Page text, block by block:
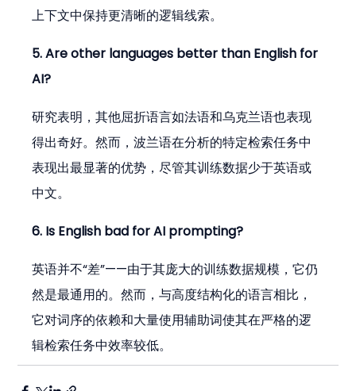
上下文中保持更清晰的逻辑线索。
5. Are other languages better than English for
AI?
研究表明，其他屈折语言如法语和乌克兰语也表现
得出奇好。然而，波兰语在分析的特定检索任务中
表现出最显著的优势，尽管其训练数据少于英语或
中文。
6. Is English bad for AI prompting?
英语并不“差”——由于其庞大的训练数据规模，它仍
然是最通用的。然而，与高度结构化的语言相比，
它对词序的依赖和大量使用辅助词使其在严格的逻
辑检索任务中效率较低。